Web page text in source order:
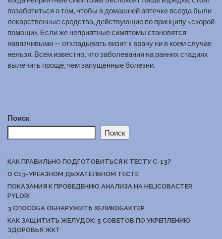
позаботиться о том, чтобы в домашней аптечке всегда были
лекарственные средства, действующие по принципу «скорой
помощи». Если же неприятные симптомы становятся
навязчивыми — откладывать визит к врачу ни в коем случае
нельзя. Всем известно, что заболевания на ранних стадиях
вылечить проще, чем запущенные болезни.
Поиск
Поиск
КАК ПРАВИЛЬНО ПОДГОТОВИТЬСЯ К ТЕСТУ С-13?
О С13-УРЕАЗНОМ ДЫХАТЕЛЬНОМ ТЕСТЕ
ПОКАЗАНИЯ К ПРОВЕДЕНИЮ АНАЛИЗА НА HELICOBACTER
PYLORI
3 СПОСОБА ОБНАРУЖИТЬ ХЕЛИКОБАКТЕР
КАК ЗАЩИТИТЬ ЖЕЛУДОК: 5 СОВЕТОВ ПО УКРЕПЛЕНИЮ
ЗДОРОВЬЯ ЖКТ